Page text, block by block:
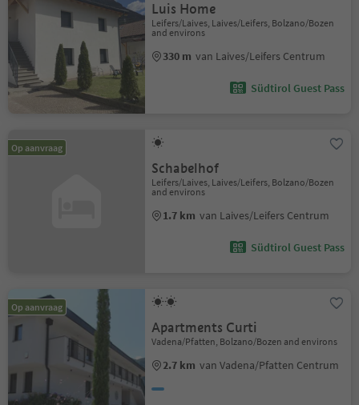
Luis Home
Leifers/Laives, Laives/Leifers, Bolzano/Bozen
and environs
330 m van Laives/Leifers Centrum
Südtirol Guest Pass
Op aanvraag
Schabelhof
Leifers/Laives, Laives/Leifers, Bolzano/Bozen
and environs
1.7 km van Laives/Leifers Centrum
Südtirol Guest Pass
Op aanvraag
Apartments Curti
Vadena/Pfatten, Bolzano/Bozen and environs
2.7 km van Vadena/Pfatten Centrum